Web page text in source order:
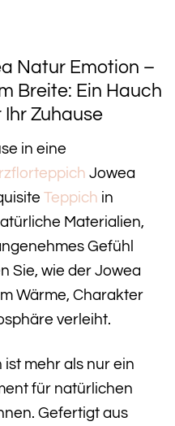
Natur Emotion –
Breite: Ein Hauch
Zuhause
in eine
Jowea
Teppich in
Materialien,
Gefühl
Sie, wie der Jowea
Wärme, Charakter
verleiht.
mehr als nur ein
für natürlichen
Gefertigt aus